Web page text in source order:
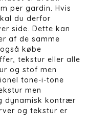
per gardin. Hvis
du derfor
side. Dette kan
af de samme
købe
tekstur eller alle
og stof men
tone-i-tone
men
dynamisk kontrær
og tekstur er